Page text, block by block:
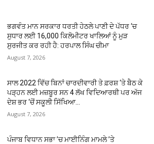
ਭਗਵੰਤ ਮਾਨ ਸਰਕਾਰ ਧਰਤੀ ਹੇਠਲੇ ਪਾਣੀ ਦੇ ਪੱਧਰ ‘ਚ
ਸੁਧਾਰ ਲਈ 16,000 ਕਿਲੋਮੀਟਰ ਖਾਲਿਆਂ ਨੂੰ ਮੁੜ
ਸੁਰਜੀਤ ਕਰ ਰਹੀ ਹੈ: ਹਰਪਾਲ ਸਿੰਘ ਚੀਮਾ
August 7, 2026
ਸਾਲ 2022 ਵਿੱਚ ਬਿਨਾਂ ਚਾਰਦੀਵਾਰੀ ਤੇ ਫ਼ਰਸ਼ ‘ਤੇ ਬੈਠ ਕੇ
ਪੜ੍ਹਨ ਲਈ ਮਜ਼ਬੂਰ ਸਨ 4 ਲੱਖ ਵਿਦਿਆਰਥੀ ਪਰ ਅੱਜ
ਦੇਸ਼ ਭਰ ‘ਚੋਂ ਸਕੂਲੀ ਸਿੱਖਿਆ...
August 7, 2026
ਪੰਜਾਬ ਵਿਧਾਨ ਸਭਾ ’ਚ ਮਾਈਨਿੰਗ ਮਾਮਲੇ ’ਤੇ